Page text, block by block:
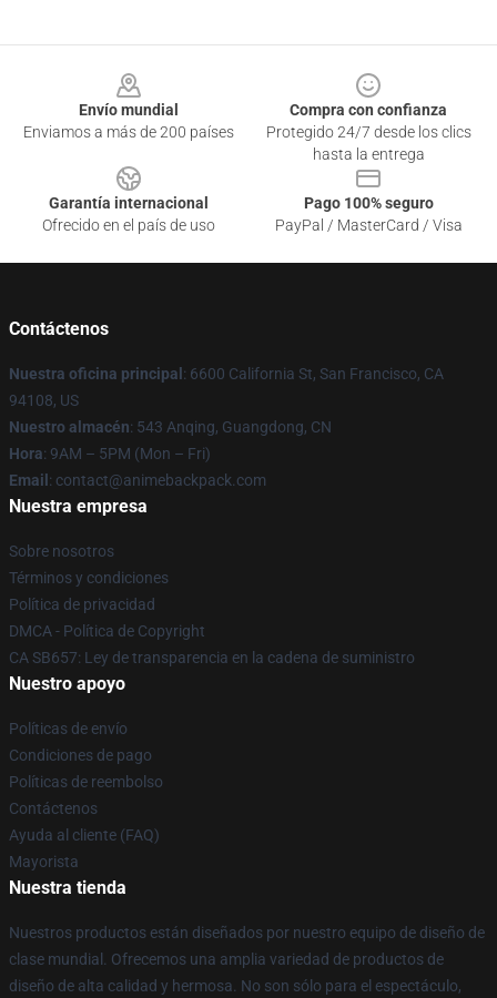
Envío mundial
Enviamos a más de 200 países
Compra con confianza
Protegido 24/7 desde los clics
hasta la entrega
Garantía internacional
Ofrecido en el país de uso
Pago 100% seguro
PayPal / MasterCard / Visa
Contáctenos
Nuestra oficina principal : 6600 California St, San Francisco, CA
94108, US
Nuestro almacén: 543 Anqing, Guangdong, CN
Hora: 9AM – 5PM (Mon – Fri)
Email : contact@animebackpack.com
Nuestra empresa
Sobre nosotros
Términos y condiciones
Política de privacidad
DMCA - Política de Copyright
CA SB657: Ley de transparencia en la cadena de suministro
Nuestro apoyo
Políticas de envío
Condiciones de pago
Políticas de reembolso
Contáctenos
Ayuda al cliente (FAQ)
Mayorista
Nuestra tienda
Nuestros productos están diseñados por nuestro equipo de diseño de
clase mundial. Ofrecemos una amplia variedad de productos de
diseño de alta calidad y hermosa. No son sólo para el espectáculo,